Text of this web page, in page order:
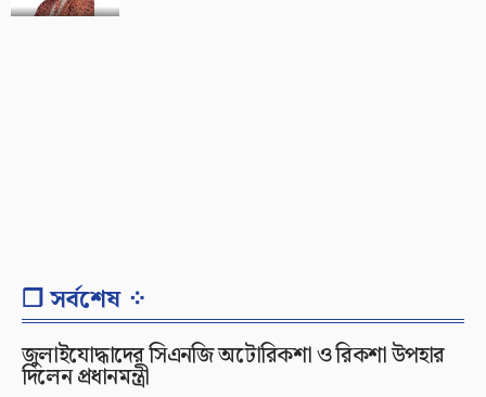
❐ সর্বশেষ ⁘
জুলাইযোদ্ধাদের সিএনজি অটোরিকশা ও রিকশা উপহার
দিলেন প্রধানমন্ত্রী